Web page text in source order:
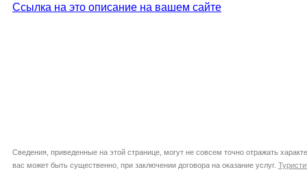
Ссылка на это описание на вашем сайте
Сведения, приведенные на этой странице, могут не совсем точно отражать
вас может быть существенно, при заключении договора на оказание услуг.